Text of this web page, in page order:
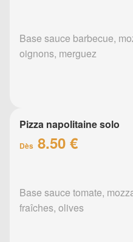
Base sauce barbecue,
oignons, merguez
Pizza napolitaine solo
Dès 8.50 €
Base sauce tomate,
fraîches, olives